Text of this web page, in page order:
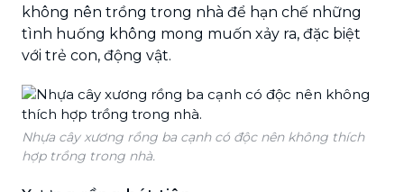
không nên trồng trong nhà để hạn chế những
tình huống không mong muốn xảy ra, đặc biệt
với trẻ con, động vật.
Nhựa cây xương rồng ba cạnh có độc nên không thích
hợp trồng trong nhà.